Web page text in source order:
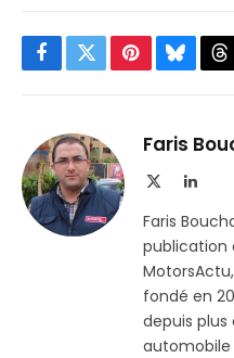
Facebook
TwitterPinterest
Faris
Faris
publication
fondé en
depuis plus